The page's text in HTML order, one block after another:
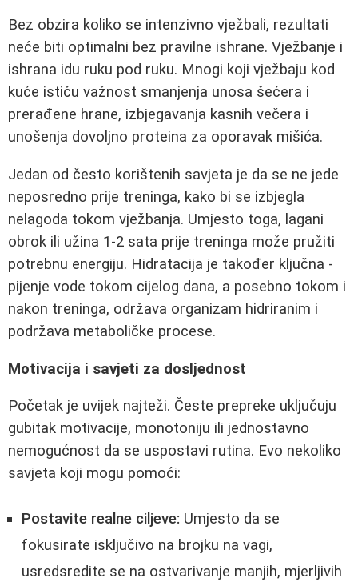
Bez obzira koliko se intenzivno vježbali, rezultati
neće biti optimalni bez pravilne ishrane. Vježbanje i
ishrana idu ruku pod ruku. Mnogi koji vježbaju kod
kuće ističu važnost smanjenja unosa šećera i
prerađene hrane, izbjegavanja kasnih večera i
unošenja dovoljno proteina za oporavak mišića.
Jedan od često korištenih savjeta je da se ne jede
neposredno prije treninga, kako bi se izbjegla
nelagoda tokom vježbanja. Umjesto toga, lagani
obrok ili užina 1-2 sata prije treninga može pružiti
potrebnu energiju. Hidratacija je također ključna -
pijenje vode tokom cijelog dana, a posebno tokom i
nakon treninga, održava organizam hidriranim i
podržava metaboličke procese.
Motivacija i savjeti za dosljednost
Početak je uvijek najteži. Česte prepreke uključuju
gubitak motivacije, monotoniju ili jednostavno
nemogućnost da se uspostavi rutina. Evo nekoliko
savjeta koji mogu pomoći:
Postavite realne ciljeve: Umjesto da se
fokusirate isključivo na brojku na vagi,
usredsredite se na ostvarivanje manjih, mjerljivih